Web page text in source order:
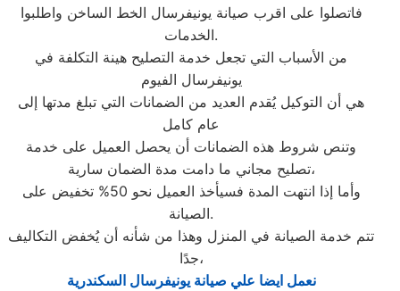
فاتصلوا على اقرب صيانة يونيفرسال الخط الساخن واطلبوا
الخدمات.
من الأسباب التي تجعل خدمة التصليح هينة التكلفة في
يونيفرسال الفيوم
هي أن التوكيل يُقدم العديد من الضمانات التي تبلغ مدتها إلى
عام كامل
وتنص شروط هذه الضمانات أن يحصل العميل على خدمة
تصليح مجاني ما دامت مدة الضمان سارية،
وأما إذا انتهت المدة فسيأخذ العميل نحو 50% تخفيض على
الصيانة.
تتم خدمة الصيانة في المنزل وهذا من شأنه أن يُخفض التكاليف
جدًا،
نعمل ايضا علي صيانة يونيفرسال السكندرية